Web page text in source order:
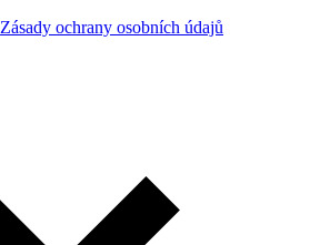
Zásady ochrany osobních údajů